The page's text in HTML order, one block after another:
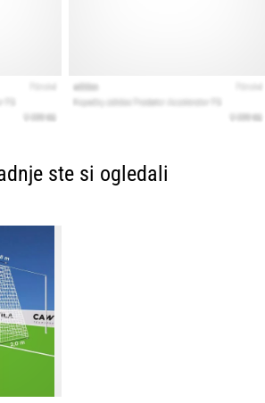
ste si ogledali